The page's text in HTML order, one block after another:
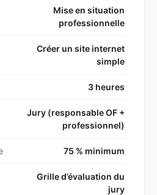
Mise en situation
professionnelle
Créer un site internet
simple
3 heures
Jury (responsable OF +
professionnel)
75 % minimum
Grille d’évaluation du
jury